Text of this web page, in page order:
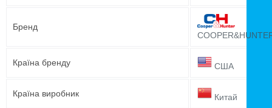
Бренд
Країна бренду США
Країна виробник Китай